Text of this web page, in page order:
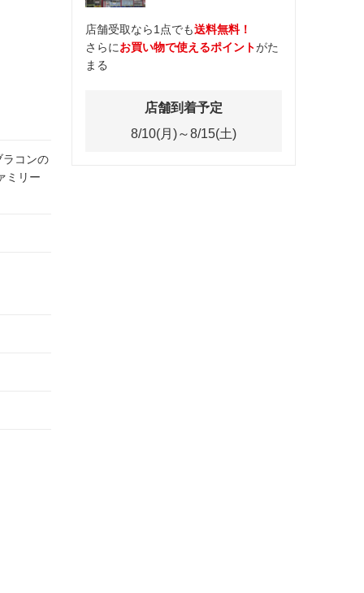
ラコンの
ミリー
店舗受取なら1点でも送料無料！
さらにお買い物で使えるポイントがた
まる
店舗到着予定
8/10(月)～8/15(土)